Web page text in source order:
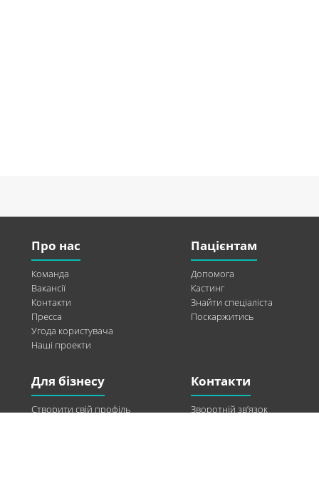
Про нас
Команда
Вакансії
Контакти
Пресса
Угода користувача
Наші проекти
Пацієнтам
Допомога
Кастинг
Знайти спеціаліста
Поскаржитись
Для бізнесу
Створити свій профіль
Контакти
Зворотній зв’язок